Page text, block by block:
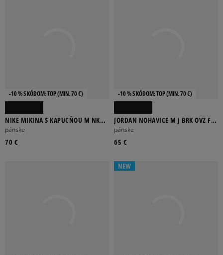
-10 % S KÓDOM: TOP (MIN. 70 €)
NIKE MIKINA S KAPUCŇOU M NK
CLUB BB FZ HOODIE
pánske
70 €
-10 % S KÓDOM: TOP (MIN. 70 €)
JORDAN NOHAVICE M J BRK OVZ FLC
CRGO PNT BB
pánske
65 €
NEW